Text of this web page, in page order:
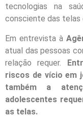
tecnologias na
consciente das telas
Em entrevista à
atual das pessoas
relação requer.
riscos de vício em
também a
adolescentes
as telas.